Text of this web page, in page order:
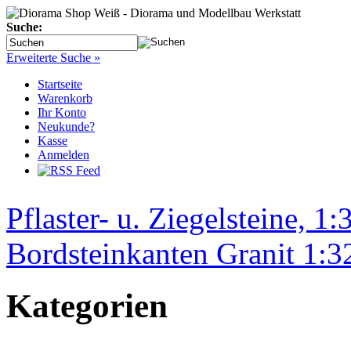
Suche:
Erweiterte Suche »
Startseite
Warenkorb
Ihr Konto
Neukunde?
Kasse
Anmelden
Pflaster- u. Ziegelsteine,
Bordsteinkanten Granit
Kategorien